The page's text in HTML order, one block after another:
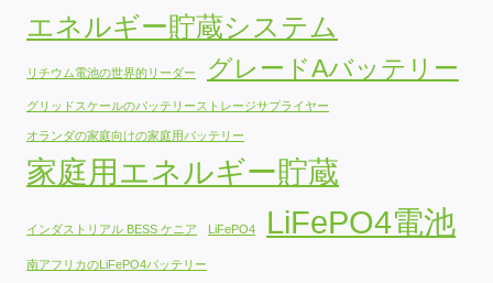
エネルギー貯蔵システム
リチウム電池の世界的リーダー グレードAバッテリー
グリッドスケールのバッテリーストレージサプライヤー
オランダの家庭向けの家庭用バッテリー
家庭用エネルギー貯蔵
インダストリアル BESS ケニア LiFePO4 LiFePO4電池
南アフリカのLiFePO4バッテリー